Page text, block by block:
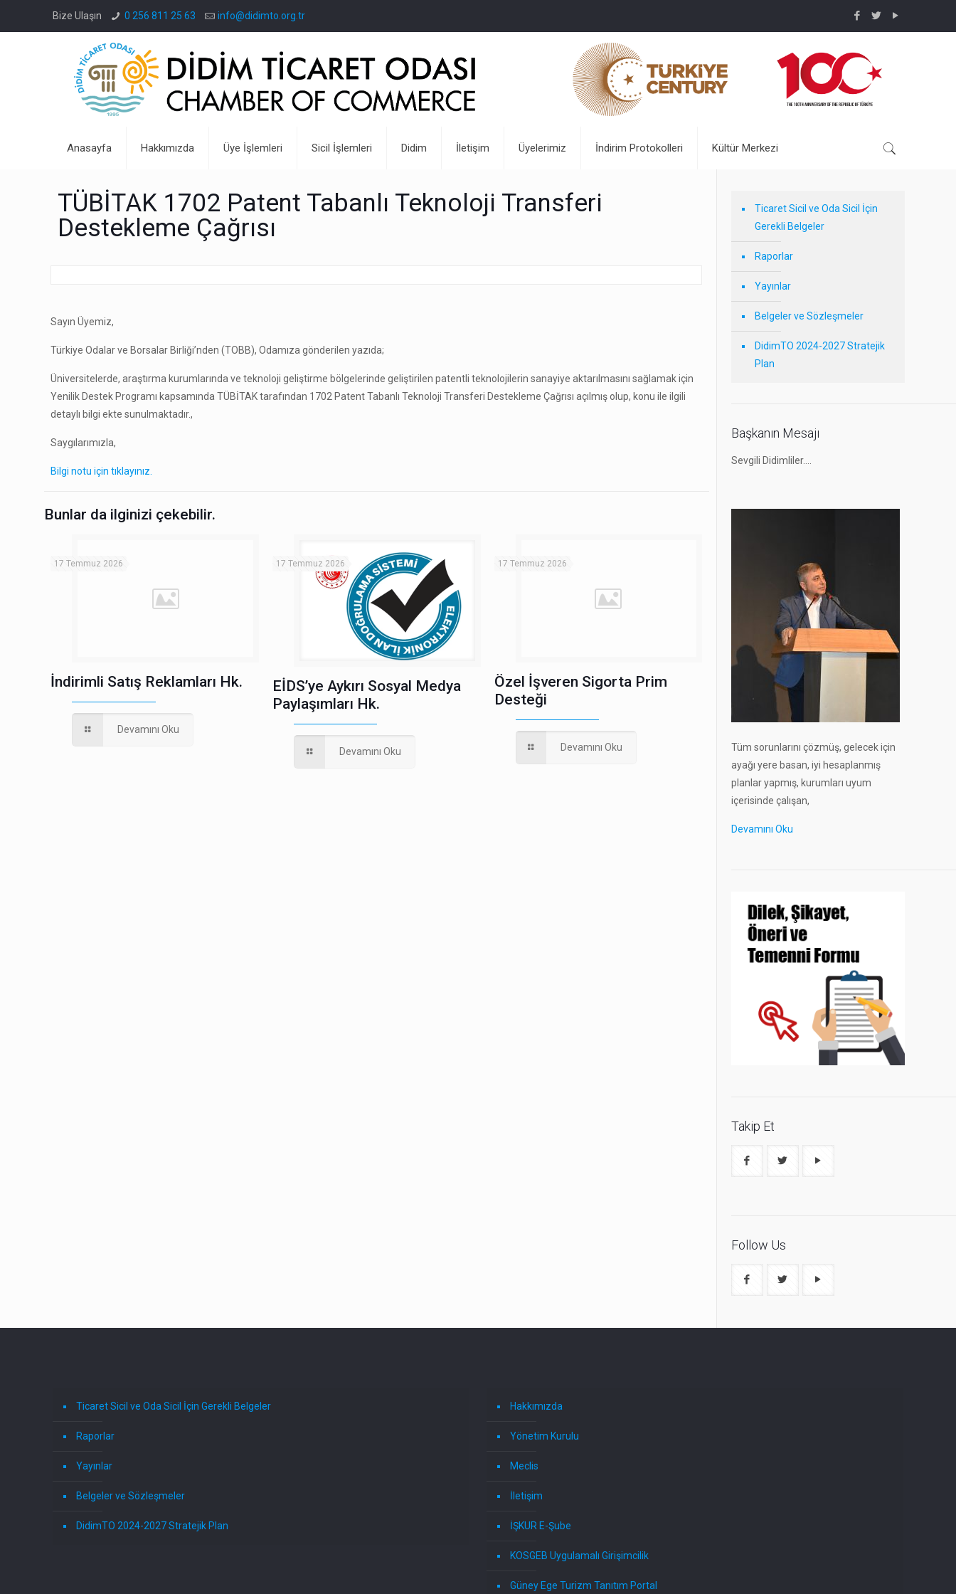
Bize Ulaşın 0 256 811 25 63 info@didimto.org.tr
Anasayfa Hakkımızda Üye İşlemleri Sicil İşlemleri Didim İletişim Üyelerimiz İndirim Protokolleri Kültür Merkezi
TÜBİTAK 1702 Patent Tabanlı Teknoloji Transferi
Destekleme Çağrısı
Sayın Üyemiz,
Türkiye Odalar ve Borsalar Birliği’nden (TOBB), Odamıza gönderilen yazıda;
Üniversitelerde, araştırma kurumlarında ve teknoloji geliştirme bölgelerinde geliştirilen patentli teknolojilerin sanayiye aktarılmasını sağlamak için
Yenilik Destek Programı kapsamında TÜBİTAK tarafından 1702 Patent Tabanlı Teknoloji Transferi Destekleme Çağrısı açılmış olup, konu ile ilgili
detaylı bilgi ekte sunulmaktadır.,
Saygılarımızla,
Bilgi notu için tıklayınız.
Bunlar da ilginizi çekebilir.
17 Temmuz 2026
İndirimli Satış Reklamları Hk.
Devamını Oku
17 Temmuz 2026
EİDS’ye Aykırı Sosyal Medya
Paylaşımları Hk.
Devamını Oku
17 Temmuz 2026
Özel İşveren Sigorta Prim
Desteği
Devamını Oku
Ticaret Sicil ve Oda Sicil İçin
Gerekli Belgeler
Raporlar
Yayınlar
Belgeler ve Sözleşmeler
DidimTO 2024-2027 Stratejik
Plan
Başkanın Mesajı
Sevgili Didimliler….
Tüm sorunlarını çözmüş, gelecek için
ayağı yere basan, iyi hesaplanmış
planlar yapmış, kurumları uyum
içerisinde çalışan,
Devamını Oku
Takip Et
Follow Us
Ticaret Sicil ve Oda Sicil İçin Gerekli Belgeler
Raporlar
Yayınlar
Belgeler ve Sözleşmeler
DidimTO 2024-2027 Stratejik Plan
Hakkımızda
Yönetim Kurulu
Meclis
İletişim
İŞKUR E-Şube
KOSGEB Uygulamalı Girişimcilik
Güney Ege Turizm Tanıtım Portal